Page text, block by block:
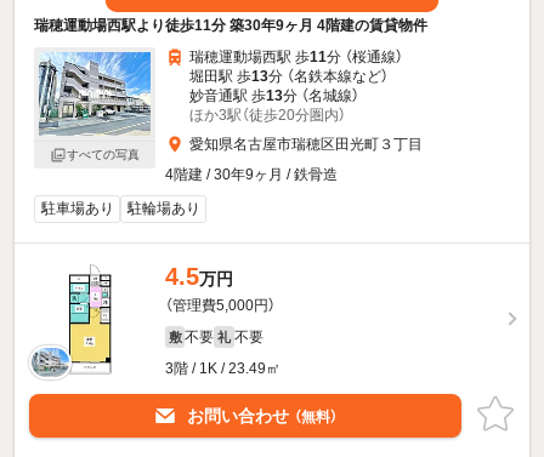
瑞穂運動場西駅より徒歩11分 築30年9ヶ月 4階建の賃貸物件
すべての写真
瑞穂運動場西駅 歩11分 （桜通線）
堀田駅 歩13分 （名鉄本線など）
妙音通駅 歩13分 （名城線）
ほか3駅（徒歩20分圏内）
愛知県名古屋市瑞穂区田光町３丁目
4階建 / 30年9ヶ月 / 鉄骨造
駐車場あり
駐輪場あり
4.5万円
（管理費5,000円）
敷 不要 礼 不要
3階 / 1K / 23.49㎡
お問い合わせ （無料）